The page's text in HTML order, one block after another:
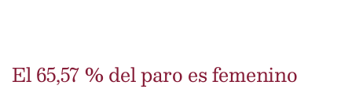
El 65,57 % del paro es femenino